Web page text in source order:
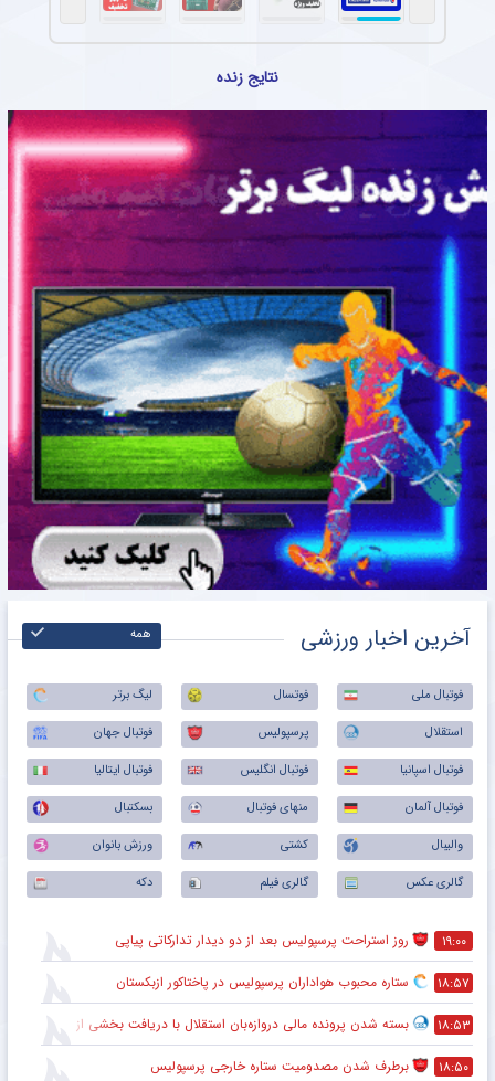
نتایج زنده
آخرین اخبار ورزشی همه
فوتبال ملی فوتسال
لیگ برتر
استقلال
پرسپولیس
فوتبال جهان
فوتبال اسپانیا
فوتبال انگلیس
فوتبال ایتالیا
فوتبال آلمان
منهای فوتبال
بسکتبال
والیبال
کشتی
ورزش بانوان
گالری عکس
گالری فیلم دکه
۱۹:۰۰ روز استراحت پرسپولیس بعد از دو دیدار تدارکاتی پیاپی
۱۸:۵۷ ستاره محبوب هواداران پرسپولیس در پاختاکور ازبکستان
۱۸:۵۳ بسته شدن پرونده مالی دروازه‌بان استقلال با دریافت بخشی از مطالباتش
۱۸:۵۰ برطرف شدن مصدومیت ستاره خارجی پرسپولیس